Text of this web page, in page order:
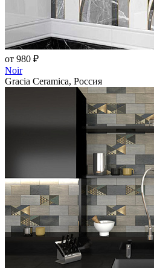
от 980 ₽
Noir
Gracia Ceramica, Россия